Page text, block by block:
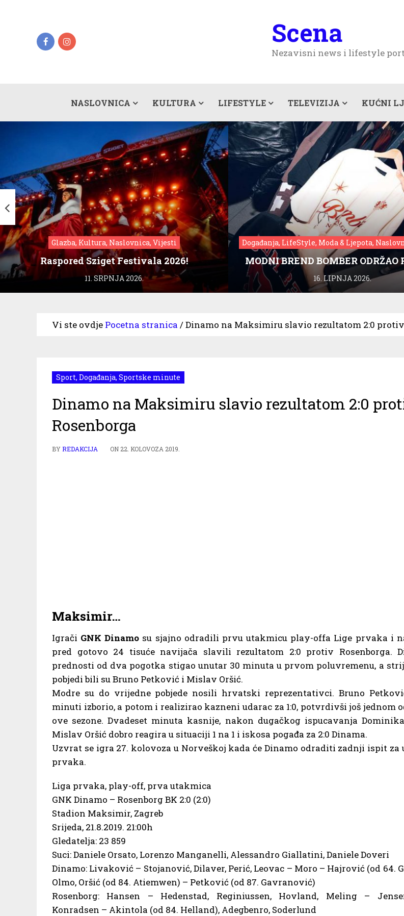
Scena
Nezavisni news i lifestyle
NASLOVNICA KULTURA LIFESTYLE TELEVIZIJA KUĆNI
Glazba, Kultura, Naslovnica, Vijesti
Raspored Sziget Festivala 2026!
11. SRPNJA 2026.
Događanja, LifeStyle, Moda & Ljepota,
MODNI BREND BOMBER ODRŽAO
16. LIPNJA 2026.
Vi ste ovdje Pocetna stranica /Dinamo na Maksimiru slavio rezultatom 2:0 protiv
Sport, Događanja, Sportske minute
Dinamo na Maksimiru slavio rezultatom 2:0
Rosenborga
BYREDAKCIJA ON 22. KOLOVOZA 2019.
Maksimir…
Igrači GNK Dinamo su sjajno odradili prvu utakmicu play-offa Lige prvaka i
pred gotovo 24 tisuće navijača slavili rezultatom 2:0 protiv Rosenborga.
prednosti od dva pogotka stigao unutar 30 minuta u prvom poluvremenu, a
pobjedi bili su Bruno Petković i Mislav Oršić.
Modre su do vrijedne pobjede nosili hrvatski reprezentativci. Bruno
minuti izborio, a potom i realizirao kazneni udarac za 1:0, potvrdivši još jednom
ove sezone. Dvadeset minuta kasnije, nakon dugačkog ispucavanja
Mislav Oršić dobro reagira u situaciji 1 na 1 i iskosa pogađa za 2:0 Dinama.
Uzvrat se igra 27. kolovoza u Norveškoj kada će Dinamo odraditi zadnji ispit za
prvaka.
Liga prvaka, play-off, prva utakmica
GNK Dinamo – Rosenborg BK 2:0 (2:0)
Stadion Maksimir, Zagreb
Srijeda, 21.8.2019. 21:00h
Gledatelja: 23 859
Suci: Daniele Orsato, Lorenzo Manganelli, Alessandro Giallatini, Daniele Doveri
Dinamo: Livaković – Stojanović, Dilaver, Perić, Leovac – Moro – Hajrović (od 64.
Olmo, Oršić (od 84. Atiemwen) – Petković (od 87. Gavranović)
Rosenborg: Hansen – Hedenstad, Reginiussen, Hovland, Meling –
Konradsen – Akintola (od 84. Helland), Adegbenro, Soderlund